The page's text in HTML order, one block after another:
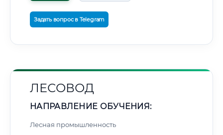
Задать вопрос в Telegram
ЛЕСОВОД
НАПРАВЛЕНИЕ ОБУЧЕНИЯ:
Лесная промышленность